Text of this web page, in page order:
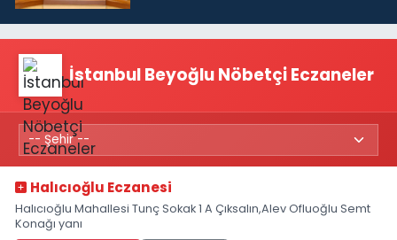
İstanbul Beyoğlu Nöbetçi Eczaneler
Halıcıoğlu Eczanesi
Halıcıoğlu Mahallesi Tunç Sokak 1 A Çıksalın,Alev Ofluoğlu Semt
Konağı yanı